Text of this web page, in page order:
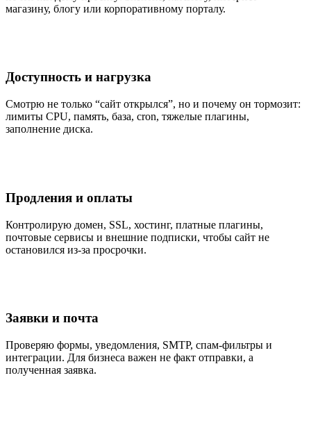
магазину, блогу или корпоративному порталу.
Доступность и нагрузка
Смотрю не только “сайт открылся”, но и почему он тормозит:
лимиты CPU, память, база, cron, тяжелые плагины,
заполнение диска.
Продления и оплаты
Контролирую домен, SSL, хостинг, платные плагины,
почтовые сервисы и внешние подписки, чтобы сайт не
остановился из-за просрочки.
Заявки и почта
Проверяю формы, уведомления, SMTP, спам-фильтры и
интеграции. Для бизнеса важен не факт отправки, а
полученная заявка.